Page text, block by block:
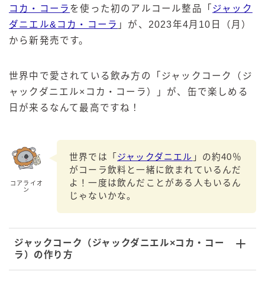
コカ・コーラ を使った初のアルコール整品「 ジャック
ダニエル&コカ・コーラ 」が、2023年4月10日（月）
から新発売です。
世界中で愛されている飲み方の「ジャックコーク（ジ
ャックダニエル×コカ・コーラ）」が、缶で楽しめる
日が来るなんて最高ですね！
コアライオ
ン
世界では「 ジャックダニエル 」の約40％
がコーラ飲料と一緒に飲まれているんだ
よ！一度は飲んだことがある人もいるん
じゃないかな。
ジャックコーク（ジャックダニエル×コカ・コー
ラ）の作り方